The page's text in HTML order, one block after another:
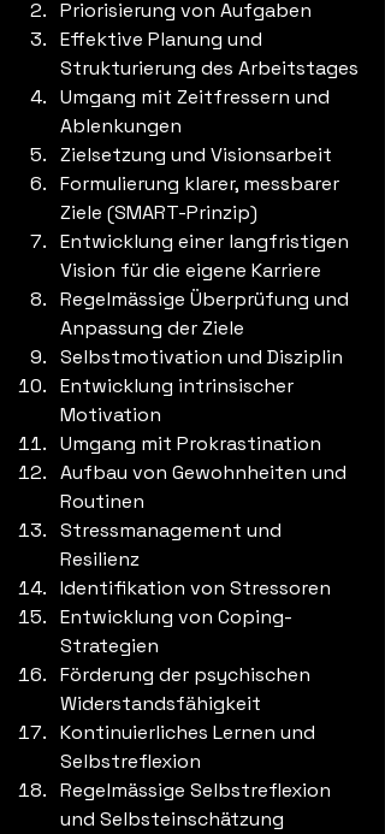
Priorisierung von Aufgaben
Effektive Planung und
Strukturierung des Arbeitstages
Umgang mit Zeitfressern und
Ablenkungen
Zielsetzung und Visionsarbeit
Formulierung klarer, messbarer
Ziele (SMART-Prinzip)
Entwicklung einer langfristigen
Vision für die eigene Karriere
Regelmässige Überprüfung und
Anpassung der Ziele
Selbstmotivation und Disziplin
Entwicklung intrinsischer
Motivation
Umgang mit Prokrastination
Aufbau von Gewohnheiten und
Routinen
Stressmanagement und
Resilienz
Identifikation von Stressoren
Entwicklung von Coping-
Strategien
Förderung der psychischen
Widerstandsfähigkeit
Kontinuierliches Lernen und
Selbstreflexion
Regelmässige Selbstreflexion
und Selbsteinschätzung